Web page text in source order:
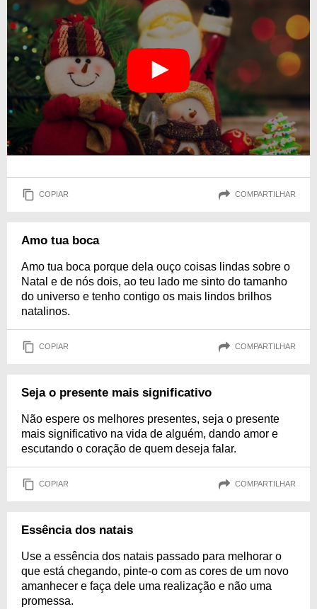
COPIAR COMPARTILHAR
Amo tua boca
Amo tua boca porque dela ouço coisas lindas sobre o
Natal e de nós dois, ao teu lado me sinto do tamanho
do universo e tenho contigo os mais lindos brilhos
natalinos.
COPIAR COMPARTILHAR
Seja o presente mais significativo
Não espere os melhores presentes, seja o presente
mais significativo na vida de alguém, dando amor e
escutando o coração de quem deseja falar.
COPIAR COMPARTILHAR
Essência dos natais
Use a essência dos natais passado para melhorar o
que está chegando, pinte-o com as cores de um novo
amanhecer e faça dele uma realização e não uma
promessa.